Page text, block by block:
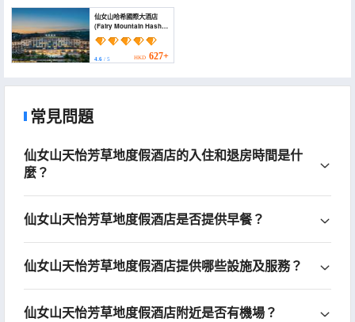
仙女山哈希國際大酒店
(Fairy Mountain Hash
International Hotel)
4.6 / 5 HKD 627+
常見問題
仙女山天怡芳草地度假酒店的入住和退房時間是什
麼？
仙女山天怡芳草地度假酒店是否提供早餐？
仙女山天怡芳草地度假酒店提供哪些設施及服務？
仙女山天怡芳草地度假酒店附近是否有機場？